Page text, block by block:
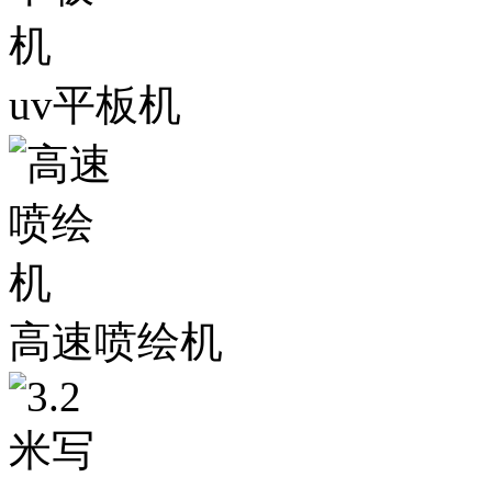
uv平板机
高速喷绘机